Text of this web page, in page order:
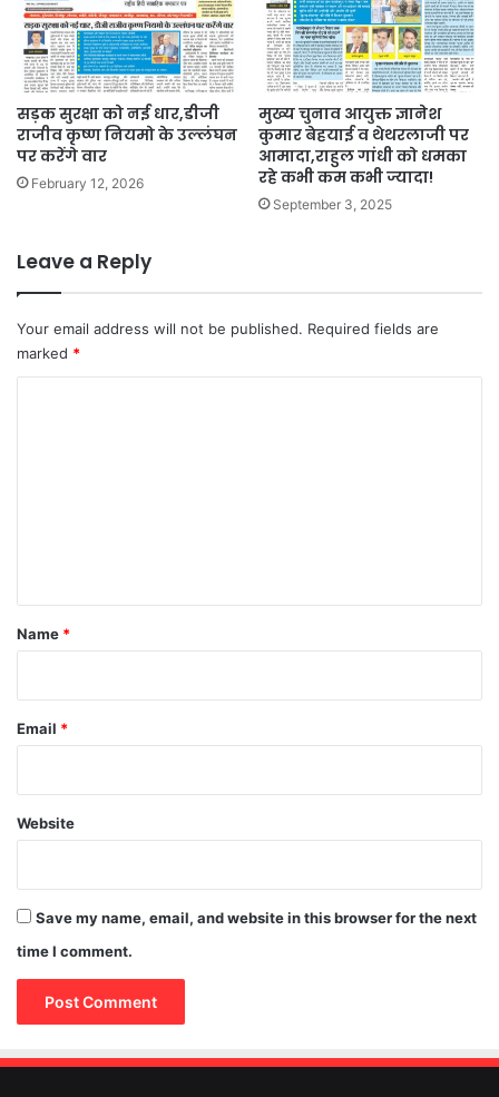
सड़क सुरक्षा को नई धार,डीजी
राजीव कृष्ण नियमो के उल्लंघन
पर करेंगे वार
February 12, 2026
मुख्य चुनाव आयुक्त ज्ञानेश
कुमार बेहयाई व थेथरलाजी पर
आमादा,राहुल गांधी को धमका
रहे कभी कम कभी ज्यादा!
September 3, 2025
Leave a Reply
Your email address will not be published. Required fields are
marked *
*
Name *
Email *
Website
Save my name, email, and website in this browser for the next
time I comment.